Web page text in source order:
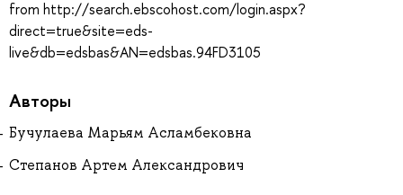
from http://search.ebscohost.com/login.aspx?
direct=true&site=eds-
live&db=edsbas&AN=edsbas.94FD3105
Авторы
Бучулаева Марьям Асламбековна
Степанов Артем Александрович